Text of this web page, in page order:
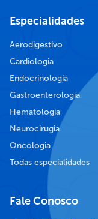
Especialidades
Aerodigestivo
Cardiologia
Endocrinologia
Gastroenterologia
Hematologia
Neurocirugia
Oncologia
Todas especialidades
Fale Conosco